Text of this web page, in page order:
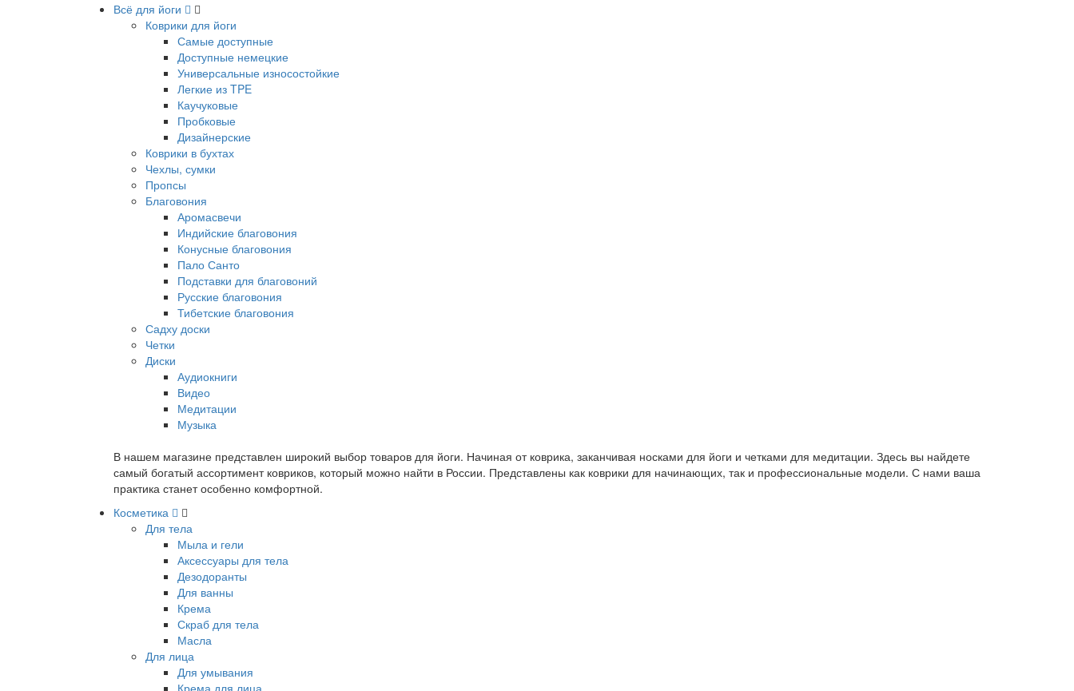
Всё для йоги
Коврики для йоги
Самые доступные
Доступные немецкие
Универсальные износостойкие
Легкие из TPE
Каучуковые
Пробковые
Дизайнерские
Коврики в бухтах
Чехлы, сумки
Пропсы
Благовония
Аромасвечи
Индийские благовония
Конусные благовония
Пало Санто
Подставки для благовоний
Русские благовония
Тибетские благовония
Садху доски
Четки
Диски
Аудиокниги
Видео
Медитации
Музыка
В нашем магазине представлен широкий выбор товаров для йоги. Начиная от коврика, заканчивая носками для йоги и четками для медитации. Здесь вы найдете
самый богатый ассортимент ковриков, который можно найти в России. Представлены как коврики для начинающих, так и профессиональные модели. С нами ваша
практика станет особенно комфортной.
Косметика
Для тела
Мыла и гели
Аксессуары для тела
Дезодоранты
Для ванны
Крема
Скраб для тела
Масла
Для лица
Для умывания
Крема для лица